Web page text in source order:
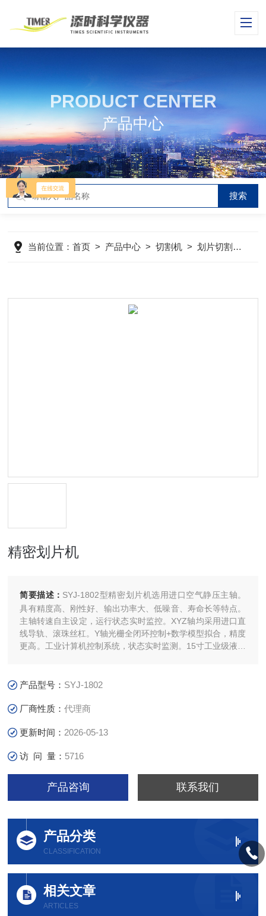
PRODUCT CENTER
产品中心
当前位置：首页 > 产品中心 >切割机 >划片切割机
精密划片机
简要描述： SYJ-1802型精密划片机选用进口空气静压主轴。
具有精度高、刚性好、输出功率大、低噪音、寿命长等特点。
主轴转速自主设定，运行状态实时监控。XYZ轴均采用进口直
线导轨、滚珠丝杠。Y轴光栅全闭环控制+数学模型拟合，精度
更高。工业计算机控制系统，状态实时监测。15寸工业级液晶
产品型号： SYJ-1802
厂商性质：代理商
更新时间： 2026-05-13
访 问 量： 5716
产品咨询 联系我们
产品分类
CLASSIFICATION
相关文章
ARTICLES